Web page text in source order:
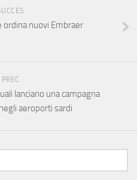
ordina nuovi Embraer
lanciano una campagna
aeroporti sardi